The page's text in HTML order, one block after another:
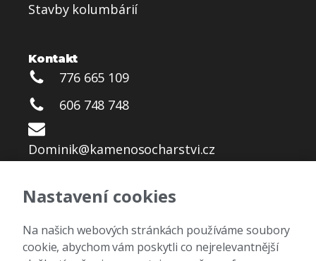
Stavby kolumbárií
Kontakt
776 665 109
606 748 748
Dominik@kamenosocharstvi.cz
Nastavení cookies
Na našich webových stránkách používáme soubory
cookie, abychom vám poskytli co nejrelevantnější